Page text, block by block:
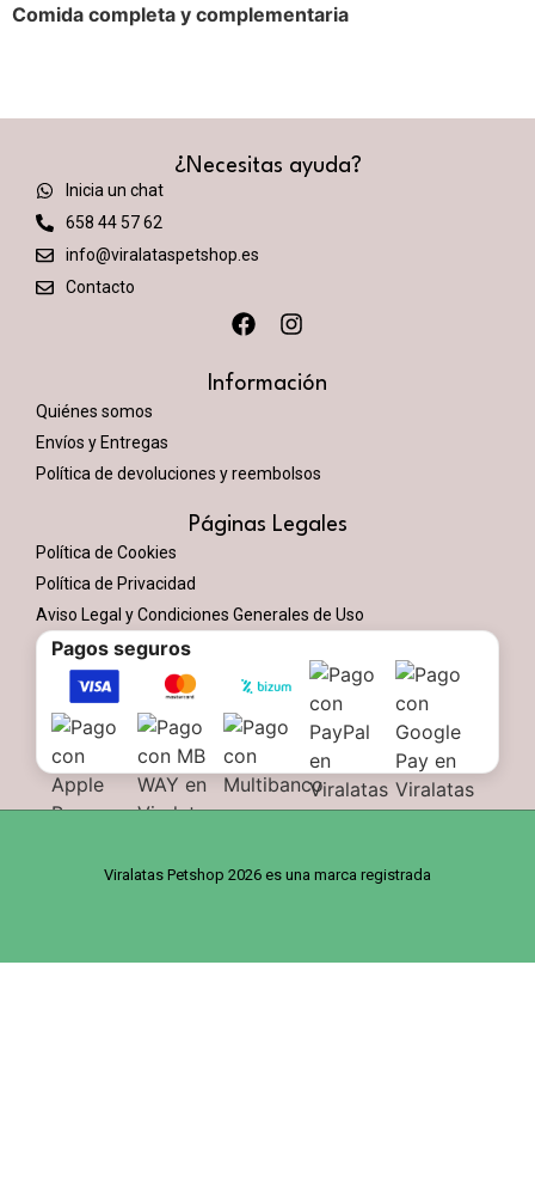
Comida completa y complementaria
¿Necesitas ayuda?
Inicia un chat
658 44 57 62
info@viralataspetshop.es
Contacto
Información
Quiénes somos
Envíos y Entregas
Política de devoluciones y reembolsos
Páginas Legales
Política de Cookies
Política de Privacidad
Aviso Legal y Condiciones Generales de Uso
Pagos seguros
Viralatas Petshop 2026 es una marca registrada